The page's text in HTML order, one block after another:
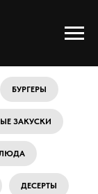
БУРГЕРЫ
ЗАКУСКИ
ДЕСЕРТЫ